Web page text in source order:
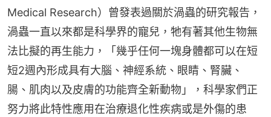
Medical Research）曾發表過關於渦蟲的研究報告，
渦蟲一直以來都是科學界的寵兒，牠有著其他生物無
法比擬的再生能力，「幾乎任何一塊身體都可以在短
短2週內形成具有大腦、神經系統、眼睛、腎臟、
腸、肌肉以及皮膚的功能齊全新動物」，科學家們正
努力將此特性應用在治療退化性疾病或是外傷的患